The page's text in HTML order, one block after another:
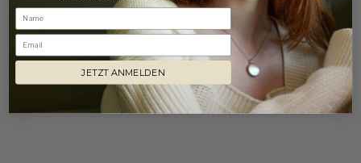
Unsere Tipps zur richtigen Schmuckpflege helfen Ihnen
dabei, den Glanz und die Schönheit Ihrer Schmuckstücke
Hier finden Sie unsere Pflegehinweise
Email
JETZT ANMELDEN